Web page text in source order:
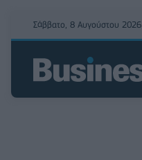
Σάββατο, 8 Αυγούστου 2026